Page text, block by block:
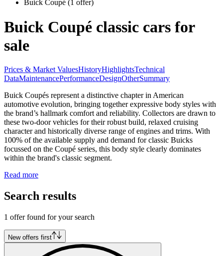
Buick Coupé (1 offer)
Buick Coupé classic cars for
sale
Prices & Market ValuesHistoryHighlightsTechnical
DataMaintenancePerformanceDesignOtherSummary
Buick Coupés represent a distinctive chapter in American
automotive evolution, bringing together expressive body styles with
the brand’s hallmark comfort and reliability. Collectors are drawn to
these two-door vehicles for their robust build, relaxed cruising
character and historically diverse range of engines and trims. With
100% of the available supply and demand for classic Buicks
focussed on the Coupé series, this body style clearly dominates
within the brand's classic segment.
Read more
Search results
1 offer found for your search
New offers first